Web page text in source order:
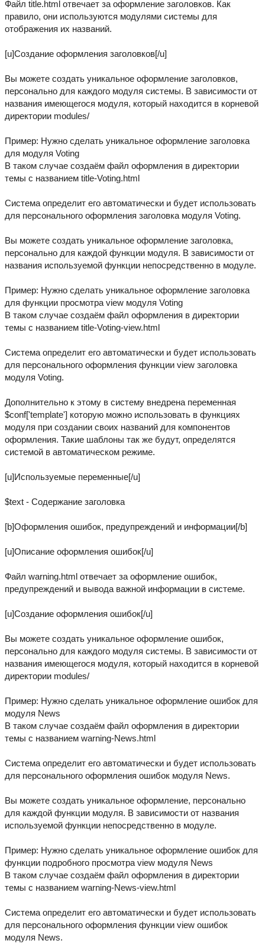
Файл title.html отвечает за оформление заголовков. Как
правило, они используются модулями системы для
отображения их названий.
[u]Создание оформления заголовков[/u]
Вы можете создать уникальное оформление заголовков,
персонально для каждого модуля системы. В зависимости от
названия имеющегося модуля, который находится в корневой
директории modules/
Пример: Нужно сделать уникальное оформление заголовка
для модуля Voting
В таком случае создаём файл оформления в директории
темы с названием title-Voting.html
Система определит его автоматически и будет использовать
для персонального оформления заголовка модуля Voting.
Вы можете создать уникальное оформление заголовка,
персонально для каждой функции модуля. В зависимости от
названия используемой функции непосредственно в модуле.
Пример: Нужно сделать уникальное оформление заголовка
для функции просмотра view модуля Voting
В таком случае создаём файл оформления в директории
темы с названием title-Voting-view.html
Система определит его автоматически и будет использовать
для персонального оформления функции view заголовка
модуля Voting.
Дополнительно к этому в систему внедрена переменная
$conf['template'] которую можно использовать в функциях
модуля при создании своих названий для компонентов
оформления. Такие шаблоны так же будут, определятся
системой в автоматическом режиме.
[u]Используемые переменные[/u]
$text - Содержание заголовка
[b]Оформления ошибок, предупреждений и информации[/b]
[u]Описание оформления ошибок[/u]
Файл warning.html отвечает за оформление ошибок,
предупреждений и вывода важной информации в системе.
[u]Создание оформления ошибок[/u]
Вы можете создать уникальное оформление ошибок,
персонально для каждого модуля системы. В зависимости от
названия имеющегося модуля, который находится в корневой
директории modules/
Пример: Нужно сделать уникальное оформление ошибок для
модуля News
В таком случае создаём файл оформления в директории
темы с названием warning-News.html
Система определит его автоматически и будет использовать
для персонального оформления ошибок модуля News.
Вы можете создать уникальное оформление, персонально
для каждой функции модуля. В зависимости от названия
используемой функции непосредственно в модуле.
Пример: Нужно сделать уникальное оформление ошибок для
функции подробного просмотра view модуля News
В таком случае создаём файл оформления в директории
темы с названием warning-News-view.html
Система определит его автоматически и будет использовать
для персонального оформления функции view ошибок
модуля News.